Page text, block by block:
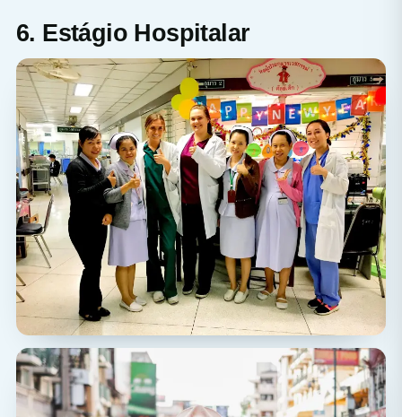
6. Estágio Hospitalar